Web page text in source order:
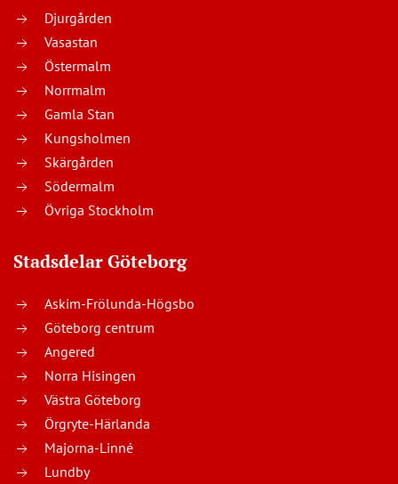
Djurgården
Vasastan
Östermalm
Norrmalm
Gamla Stan
Kungsholmen
Skärgården
Södermalm
Övriga Stockholm
Stadsdelar Göteborg
Askim-Frölunda-Högsbo
Göteborg centrum
Angered
Norra Hisingen
Västra Göteborg
Örgryte-Härlanda
Majorna-Linné
Lundby